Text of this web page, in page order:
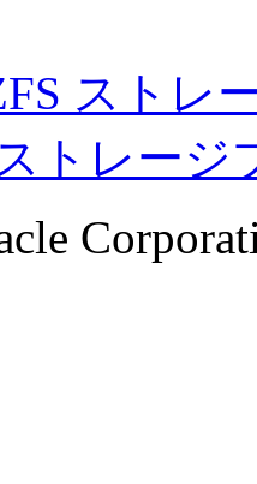
ストレ
トレージ